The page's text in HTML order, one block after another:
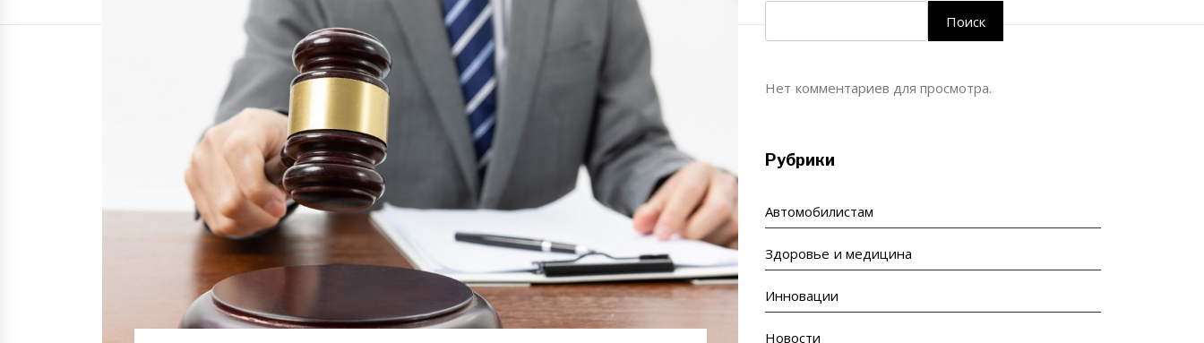
Поиск
Нет комментариев для просмотра.
Рубрики
Автомобилистам
Здоровье и медицина
Инновации
Новости